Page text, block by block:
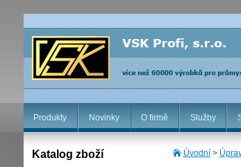
Produkty Novinky O firmě Služby
Úvodní>
Katalog zboží